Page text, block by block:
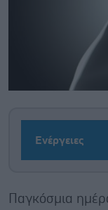
Ενέργειες
Παγκόσμια